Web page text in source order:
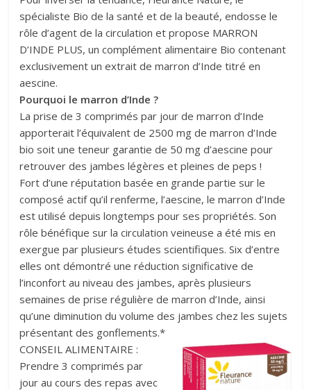
spécialiste Bio de la santé et de la beauté, endosse le
rôle d’agent de la circulation et propose MARRON
D’INDE PLUS, un complément alimentaire Bio contenant
exclusivement un extrait de marron d’Inde titré en
aescine.
Pourquoi le marron d’Inde ?
La prise de 3 comprimés par jour de marron d’Inde
apporterait l’équivalent de 2500 mg de marron d’Inde
bio soit une teneur garantie de 50 mg d’aescine pour
retrouver des jambes légères et pleines de peps !
Fort d’une réputation basée en grande partie sur le
composé actif qu’il renferme, l’aescine, le marron d’Inde
est utilisé depuis longtemps pour ses propriétés. Son
rôle bénéfique sur la circulation veineuse a été mis en
exergue par plusieurs études scientifiques. Six d’entre
elles ont démontré une réduction significative de
l’inconfort au niveau des jambes, après plusieurs
semaines de prise régulière de marron d’Inde, ainsi
qu’une diminution du volume des jambes chez les sujets
présentant des gonflements.*
CONSEIL ALIMENTAIRE :
Prendre 3 comprimés par
jour au cours des repas avec